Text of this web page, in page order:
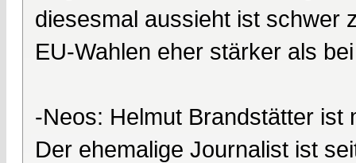
diesesmal aussieht ist schwer
EU-Wahlen eher stärker als
-Neos: Helmut Brandstätter ist
Der ehemalige Journalist ist